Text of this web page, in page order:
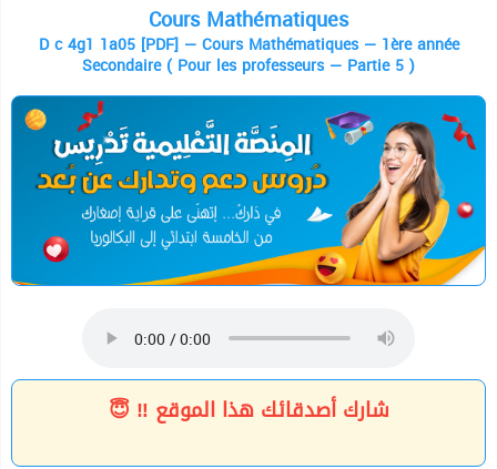
Cours Mathématiques
D c 4g1 1a05 [PDF] — Cours Mathématiques — 1ère année
Secondaire ( Pour les professeurs — Partie 5 )
شارك أصدقائك هذا الموقع ‼ 😇